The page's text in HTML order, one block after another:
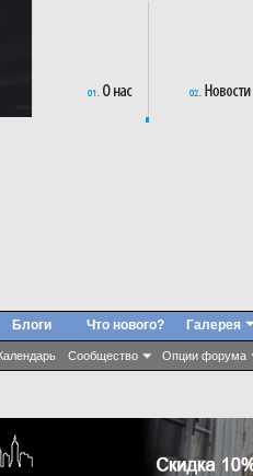
Сообщество Опции форума
Блоги Что нового? Галерея